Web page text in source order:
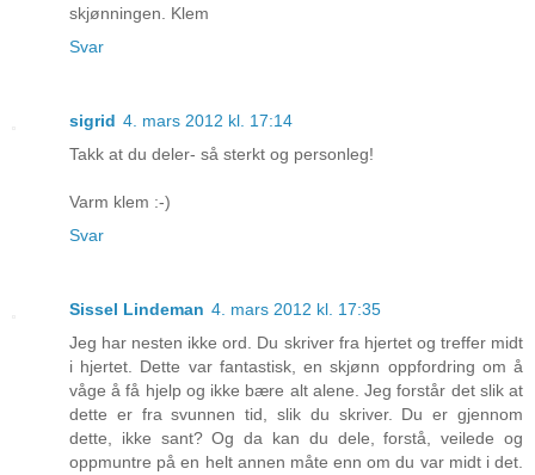
skjønningen. Klem
Svar
sigrid 4. mars 2012 kl. 17:14
Takk at du deler- så sterkt og personleg!
Varm klem :-)
Svar
Sissel Lindeman 4. mars 2012 kl. 17:35
Jeg har nesten ikke ord. Du skriver fra hjertet og treffer midt
i hjertet. Dette var fantastisk, en skjønn oppfordring om å
våge å få hjelp og ikke bære alt alene. Jeg forstår det slik at
dette er fra svunnen tid, slik du skriver. Du er gjennom
dette, ikke sant? Og da kan du dele, forstå, veilede og
oppmuntre på en helt annen måte enn om du var midt i det.